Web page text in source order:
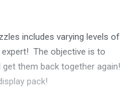
includes varying levels of
The objective is to
them back together again!
pack!